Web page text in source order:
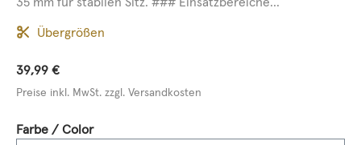
Übergrößen
39,99 €
Preise inkl. MwSt. zzgl. Versandkosten
Farbe / Colorauswählen